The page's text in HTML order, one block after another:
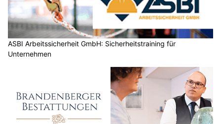
ASBI Arbeitssicherheit GmbH: Sicherheitstraining für
Unternehmen